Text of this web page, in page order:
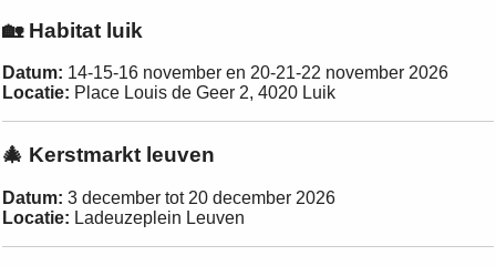
🏡 Habitat luik
Datum: 14-15-16 november en 20-21-22 november 2026
Locatie: Place Louis de Geer 2, 4020 Luik
🎄 Kerstmarkt leuven
Datum: 3 december tot 20 december 2026
Locatie: Ladeuzeplein Leuven